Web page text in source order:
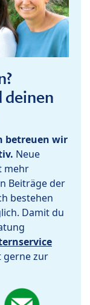
deinen
betreuen wir
Neue
mehr
Beiträge der
bestehen
Damit du
gerne zur